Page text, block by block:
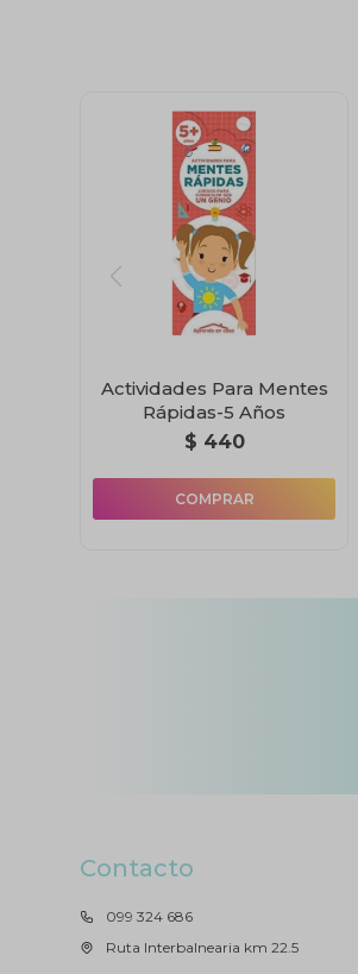
Actividades Para Mentes
Rápidas-5 Años
$ 440
Contacto
099 324 686
Ruta Interbalnearia km 22.5